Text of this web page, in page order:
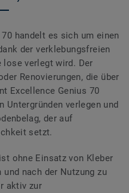
handelt es sich um einen
der verklebungsfreien
lose verlegt wird. Der
Renovierungen, die über
Excellence Genius 70
Untergründen verlegen und
der auf
setzt.
ohne Einsatz von Kleber
nach der Nutzung zu
aktiv zur